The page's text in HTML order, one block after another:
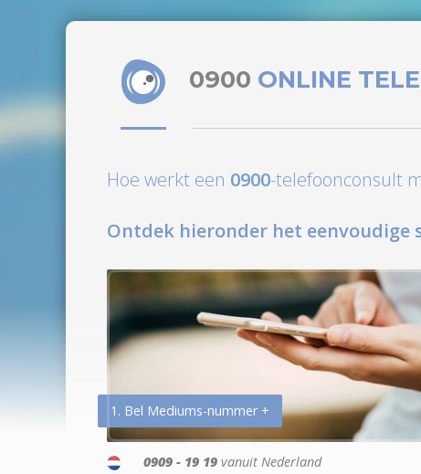
0900 ONLINE
Hoe werkt een 0900-telefoonconsult
Ontdek hieronder het
1. Bel Mediums-nummer +
0909 - 19 19 vanuit Nederland